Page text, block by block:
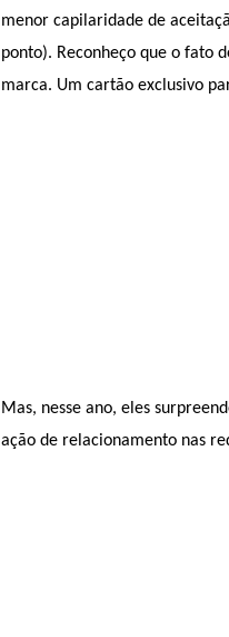
menor capilaridade de
ponto). Reconheço que o fato
marca. Um cartão exclusivo
Mas, nesse ano, eles
ação de relacionamento nas